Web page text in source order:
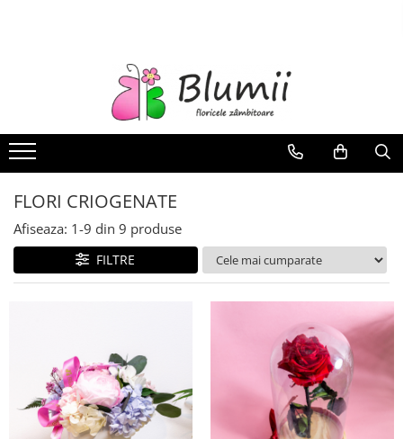
FLORI NATURALE
ARANJAMENTE
INAPOI LA SCOALA
FLORI CRIOGENATE
VASE
STATUI
CUPOLE
FLORI CRIOGENATE
Afiseaza: 1-9 din 9 produse
FILTRE